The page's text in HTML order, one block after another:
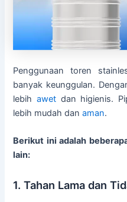
Penggunaan toren
banyak keunggulan.
lebihawet dan higienis.
lebih mudah danaman.
Berikut ini adalah
lain:
1. Tahan Lama dan